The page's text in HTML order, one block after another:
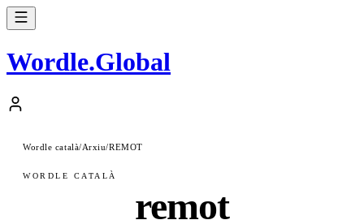
Wordle.Global
Wordle català/Arxiu/REMOT
WORDLE CATALÀ
remot